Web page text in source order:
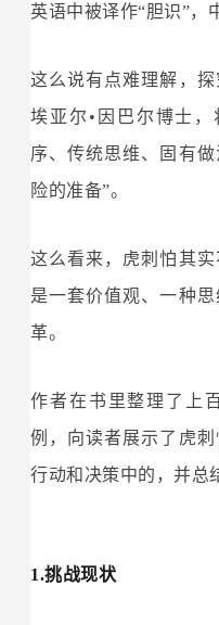
英语中被译作“胆识”，
这么说有点难理解，
埃亚尔•因巴尔博士
序、传统思维、固有
险的准备”。
这么看来，虎刺怕其
是一套价值观、一种
革。
作者在书里整理了上
例，向读者展示了虎
行动和决策中的，并总
1.挑战现状